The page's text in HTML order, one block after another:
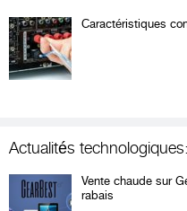
Caractéristiques
Actualités technologiques:
Vente chaude sur
rabais